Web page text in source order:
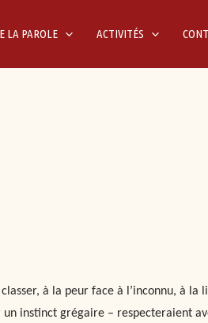
LA PAROLE ACTIVITÉS
à la peur face à l’inconnu, à
instinct grégaire – respecteraient